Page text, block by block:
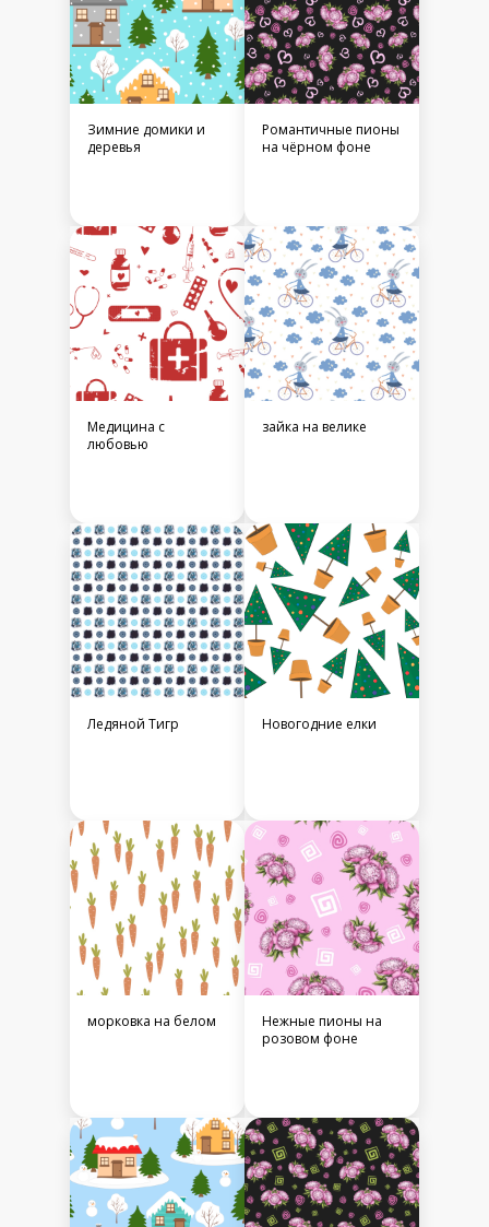
Зимние домики и
деревья
Романтичные пионы
на чёрном фоне
Медицина с
любовью
зайка на велике
Ледяной Тигр Новогодние елки
морковка на белом
Нежные пионы на
розовом фоне